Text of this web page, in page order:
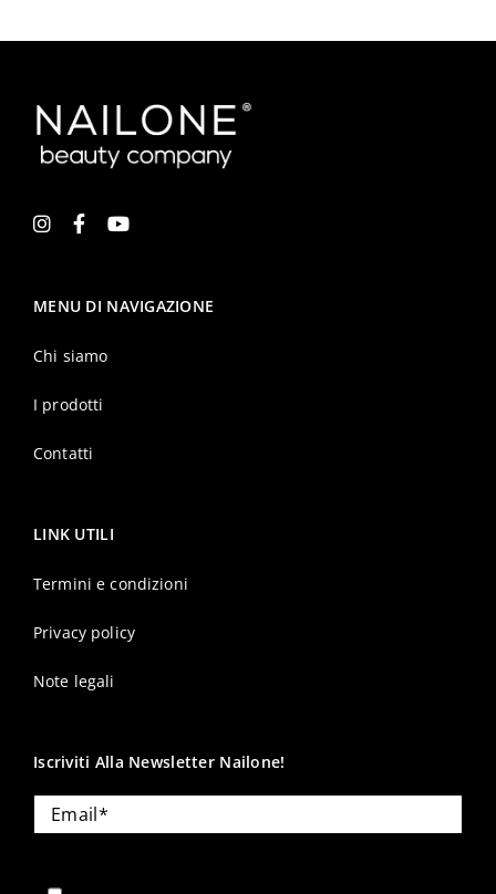
MENU DI NAVIGAZIONE
Chi siamo
I prodotti
Contatti
LINK UTILI
Termini e condizioni
Privacy policy
Note legali
Iscriviti Alla Newsletter Nailone!